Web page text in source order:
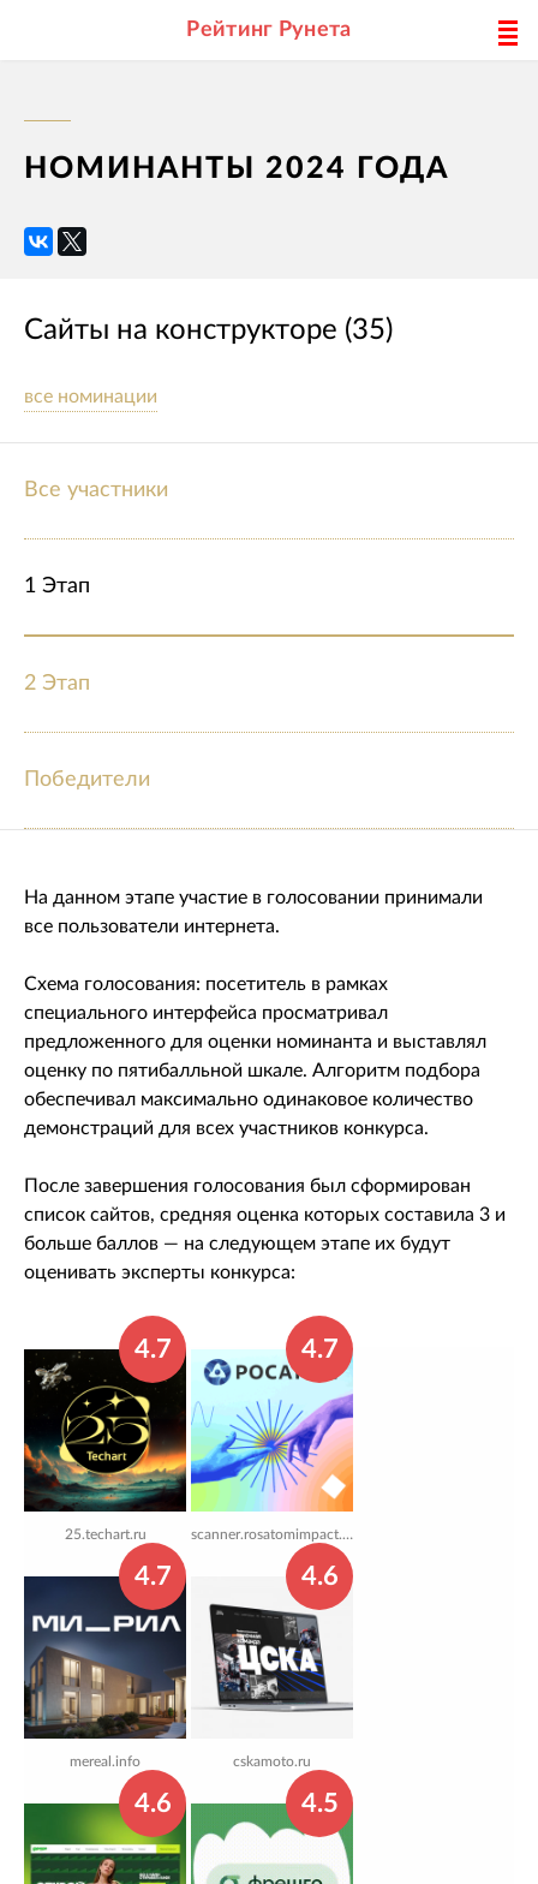
Рейтинг Рунета
НОМИНАНТЫ 2024 ГОДА
Сайты на конструкторе (35)
все номинации
Все участники
1 Этап
2 Этап
Победители
На данном этапе участие в голосовании принимали
все пользователи интернета.
Схема голосования: посетитель в рамках
специального интерфейса просматривал
предложенного для оценки номинанта и выставлял
оценку по пятибалльной шкале. Алгоритм подбора
обеспечивал максимально одинаковое количество
демонстраций для всех участников конкурса.
После завершения голосования был сформирован
список сайтов, средняя оценка которых составила 3 и
больше баллов — на следующем этапе их будут
оценивать эксперты конкурса:
4.7
25.techart.ru
4.7
scanner.rosatomimpact.com
4.7
mereal.info
4.6
cskamoto.ru
4.6 4.5